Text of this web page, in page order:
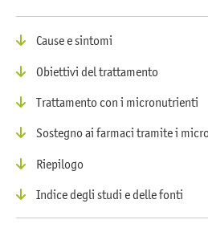
Cause e sintomi
Obiettivi del trattamento
Trattamento con i micronutrienti
Sostegno ai farmaci tramite i
Riepilogo
Indice degli studi e delle fonti